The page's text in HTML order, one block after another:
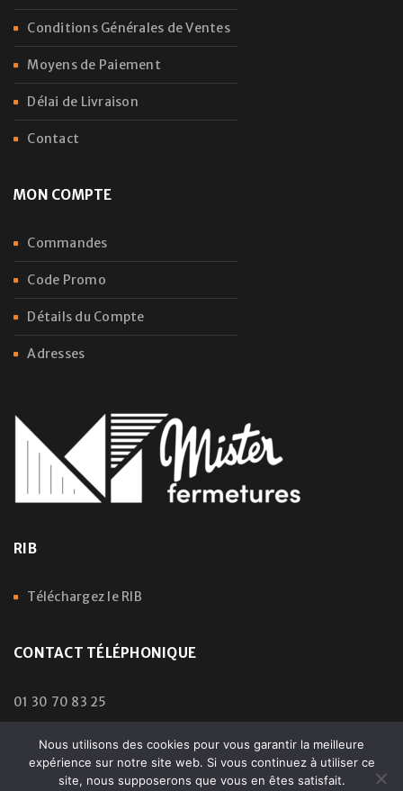
Conditions Générales de Ventes
Moyens de Paiement
Délai de Livraison
Contact
MON COMPTE
Commandes
Code Promo
Détails du Compte
Adresses
RIB
Téléchargez le RIB
CONTACT TÉLÉPHONIQUE
01 30 70 83 25
© 2024 Mister Fermetures | All Rights Reserved – Droits
Nous utilisons des cookies pour vous garantir la meilleure
expérience sur notre site web. Si vous continuez à utiliser ce
site, nous supposerons que vous en êtes satisfait.